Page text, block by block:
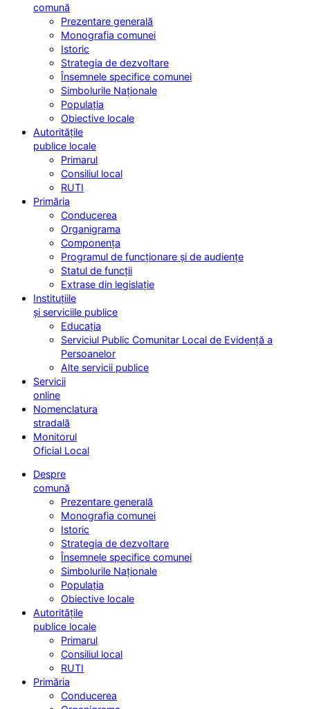
comună
Prezentare generală
Monografia comunei
Istoric
Strategia de dezvoltare
Însemnele specifice comunei
Simbolurile Naționale
Populația
Obiective locale
Autoritățile
publice locale
Primarul
Consiliul local
RUTI
Primăria
Conducerea
Organigrama
Componența
Programul de funcționare și de audiențe
Statul de funcții
Extrase din legislație
Instituțiile
și serviciile publice
Educația
Serviciul Public Comunitar Local de Evidență a
Persoanelor
Alte servicii publice
Servicii
online
Nomenclatura
stradală
Monitorul
Oficial Local
Despre
comună
Prezentare generală
Monografia comunei
Istoric
Strategia de dezvoltare
Însemnele specifice comunei
Simbolurile Naționale
Populația
Obiective locale
Autoritățile
publice locale
Primarul
Consiliul local
RUTI
Primăria
Conducerea